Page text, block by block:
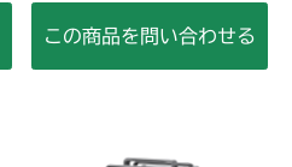
この商品を問い合わせる